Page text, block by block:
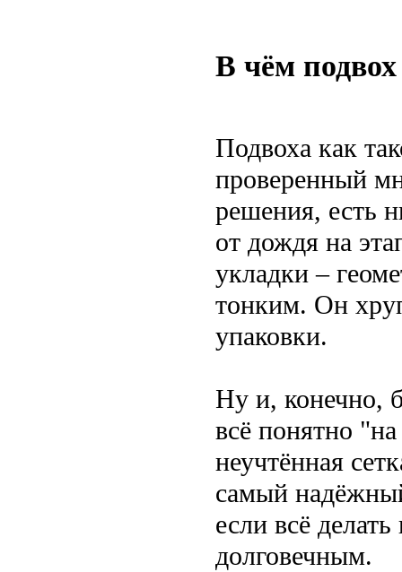
В чём
Подвоха как
проверенный
решения, есть
от дождя на
укладки –
тонким. Он
упаковки.
Ну и, конечно,
всё понятно
неучтённая
самый
если всё
долговечным.